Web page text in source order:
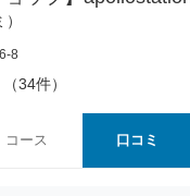
8
（34件）
コース 口コミ